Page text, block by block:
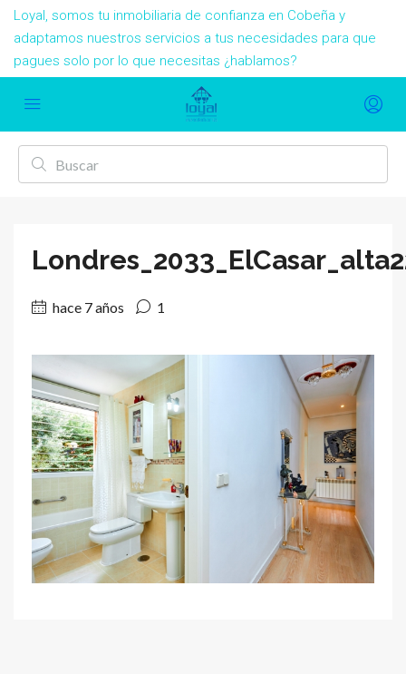
Loyal, somos tu inmobiliaria de confianza en Cobeña y
adaptamos nuestros servicios a tus necesidades para que
pagues solo por lo que necesitas ¿hablamos?
hace 7 años 1